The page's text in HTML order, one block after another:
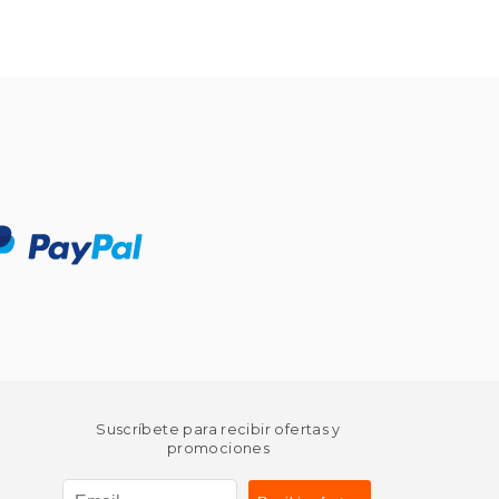
Suscríbete para recibir ofertas y
promociones